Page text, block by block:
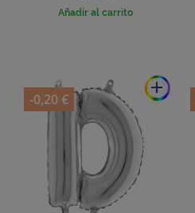
Añadir al carrito
add
-0,20 €